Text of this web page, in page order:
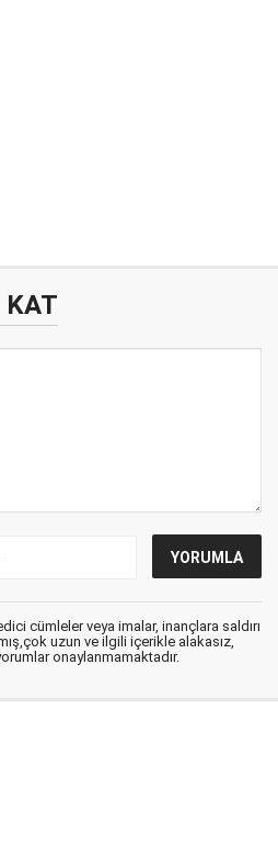
KAT
cümleler veya imalar, inançlara saldırı
uzun ve ilgili içerikle alakasız,
onaylanmamaktadır.